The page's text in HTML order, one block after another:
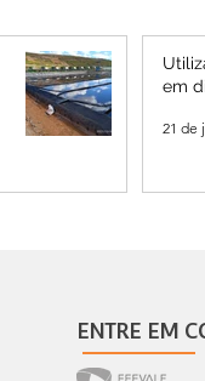
em
21 de
ENTRE EM